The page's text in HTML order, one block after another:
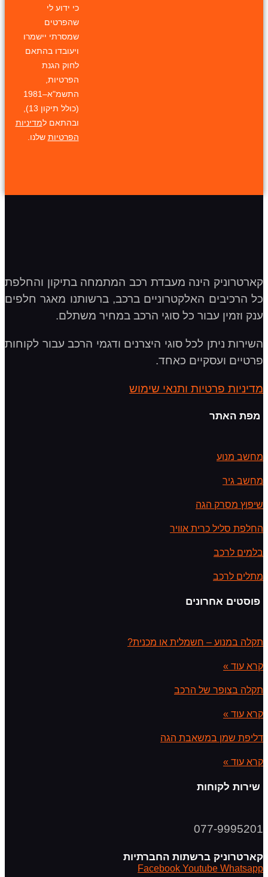
כי ידוע לי
שהפרטים
שמסרתי יישמרו
ויעובדו בהתאם
לחוק הגנת
הפרטיות,
התשמ"א–1981
(כולל תיקון 13),
ובהתאם למדיניות
הפרטיות שלנו.
קארטרוניק הינה מעבדת רכב המתמחה בתיקון והחלפת
כל הרכיבים האלקטרוניים ברכב, ברשותנו מאגר חלפים
ענק וזמין עבור כל סוגי הרכב במחיר משתלם.
השירות ניתן לכל סוגי היצרנים ודגמי הרכב עבור לקוחות
פרטיים ועסקיים כאחד.
מדיניות פרטיות ותנאי שימוש
מפת האתר
מחשב מנוע
מחשב גיר
שיפוץ מסרק הגה
החלפת סליל כרית אוויר
בלמים לרכב
מתלים לרכב
פוסטים אחרונים
תקלה במנוע – חשמלית או מכנית?
קרא עוד »
תקלה בצופר של הרכב
קרא עוד »
דליפת שמן במשאבת הגה
קרא עוד »
שירות לקוחות
077-9995201
קארטרוניק ברשתות החברתיות
Facebook Youtube Whatsapp